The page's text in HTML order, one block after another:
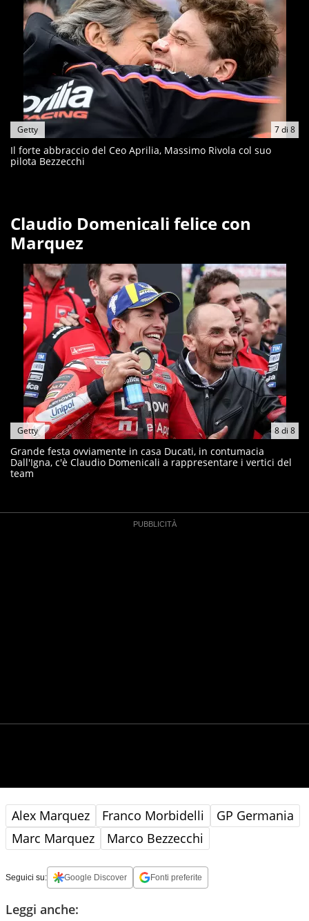
7di 8
Getty
Il forte abbraccio del Ceo Aprilia, Massimo Rivola col suo
pilota Bezzecchi
Claudio Domenicali felice con
Marquez
8di 8
Getty
Grande festa ovviamente in casa Ducati, in contumacia
Dall'Igna, c'è Claudio Domenicali a rappresentare i vertici del
team
Alex Marquez Franco Morbidelli
GP Germania
Marc Marquez
Marco Bezzecchi
Seguici su: Google Discover Fonti preferite
Leggi anche: